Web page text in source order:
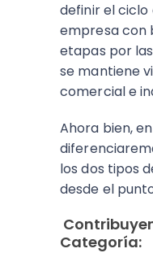
definir el ciclo
empresa con
etapas por
se mantiene
comercial e
Ahora bien,
los dos tipos
desde el
Categoría: